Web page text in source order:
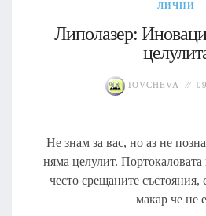
ЛИЧНИ
Липолазер:
IOVCHEVA
Не знам за вас, но аз не
няма целулит.
често срещаните състояния,
макар че не